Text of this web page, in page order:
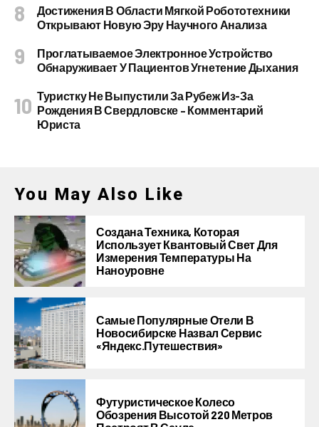
Достижения В Области Мягкой Робототехники
Открывают Новую Эру Научного Анализа
Проглатываемое Электронное Устройство
Обнаруживает У Пациентов Угнетение Дыхания
Туристку Не Выпустили За Рубеж Из-За
Рождения В Свердловске – Комментарий
Юриста
You May Also Like
Создана Техника, Которая
Использует Квантовый Свет Для
Измерения Температуры На
Наноуровне
Самые Популярные Отели В
Новосибирске Назвал Сервис
«Яндекс.Путешествия»
Футуристическое Колесо
Обозрения Высотой 220 Метров